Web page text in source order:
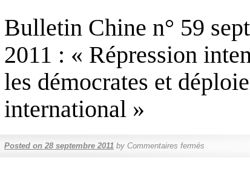
Bulletin Chine n° 59
2011 : « Répression
les démocrates et
international »
Posted on 28 septembre 2011 by Commentaires fermés